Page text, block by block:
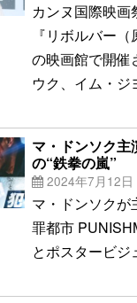
カンヌ国際映
『リボルバー
の映画館で開催
ウク、イム・ジ
マ・ドンソク
の“鉄拳の嵐”
2024年7月12日
マ・ドンソク
罪都市
とポスタービジ